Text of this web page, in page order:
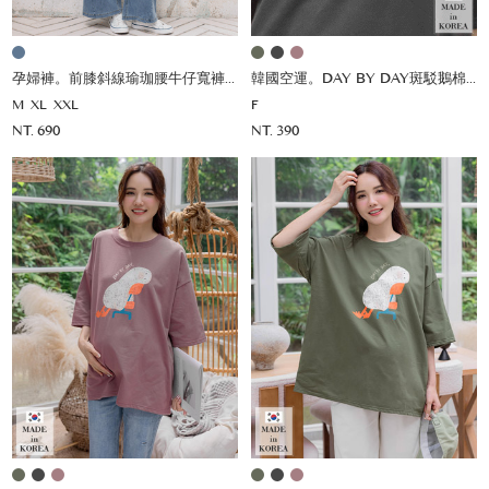
孕婦褲。前膝斜線瑜珈腰牛仔寬褲(薄)
M XL XXL
NT. 690
韓國空運。DAY BY DAY斑駁鵝棉上衣
F
NT. 390